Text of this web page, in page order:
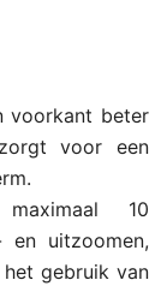
voorkant beter
voor een
10
en uitzoomen,
gebruik van